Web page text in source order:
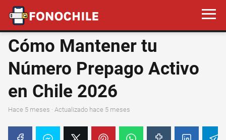
Cómo Mantener tu
Número Prepago Activo
en Chile 2026
hace 5 meses · Actualizado hace 5 meses